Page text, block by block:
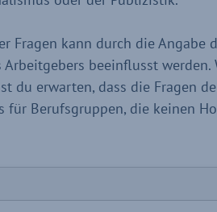
Fragen kann durch die Angabe
Arbeitgebers beeinflusst
du erwarten, dass die Fragen
für Berufsgruppen, die keinen